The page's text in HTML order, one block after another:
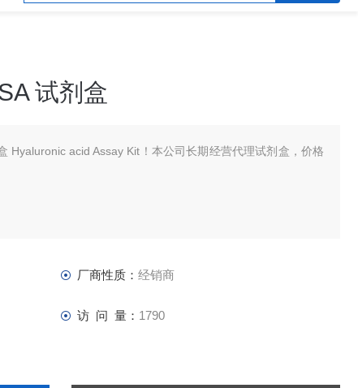
试剂盒
Hyaluronic acid Assay Kit！本公司长期经营代理试剂盒，价格
厂商性质： 经销商
访 问 量： 1790